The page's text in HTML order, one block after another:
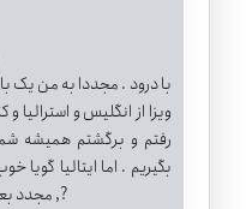
با درود . مجددا به من یک بار
ویزا از انگلیس و
رفتم و برگشتم همیشه
بگیریم . اما ایتالیا گویا
مجدد بعد برگشتم یا همین ایتالیا یا حتی هلند ,?